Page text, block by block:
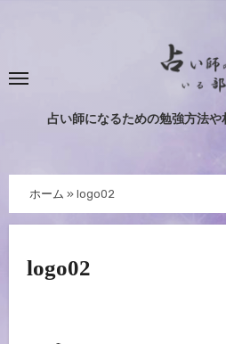
ス
占い師になるための勉強方法
ホーム » logo02
logo02